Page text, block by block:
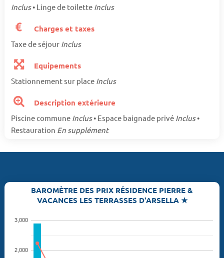
Inclus• Linge de toilette Inclus
Charges et taxes
Taxe de séjour Inclus
Equipements
Stationnement sur place Inclus
Description extérieure
Piscine commune Inclus• Espace baignade privé Inclus•
Restauration En supplément
BAROMÈTRE DES PRIX RÉSIDENCE PIERRE &
VACANCES LES TERRASSES D'ARSELLA ★
2,000
3,000